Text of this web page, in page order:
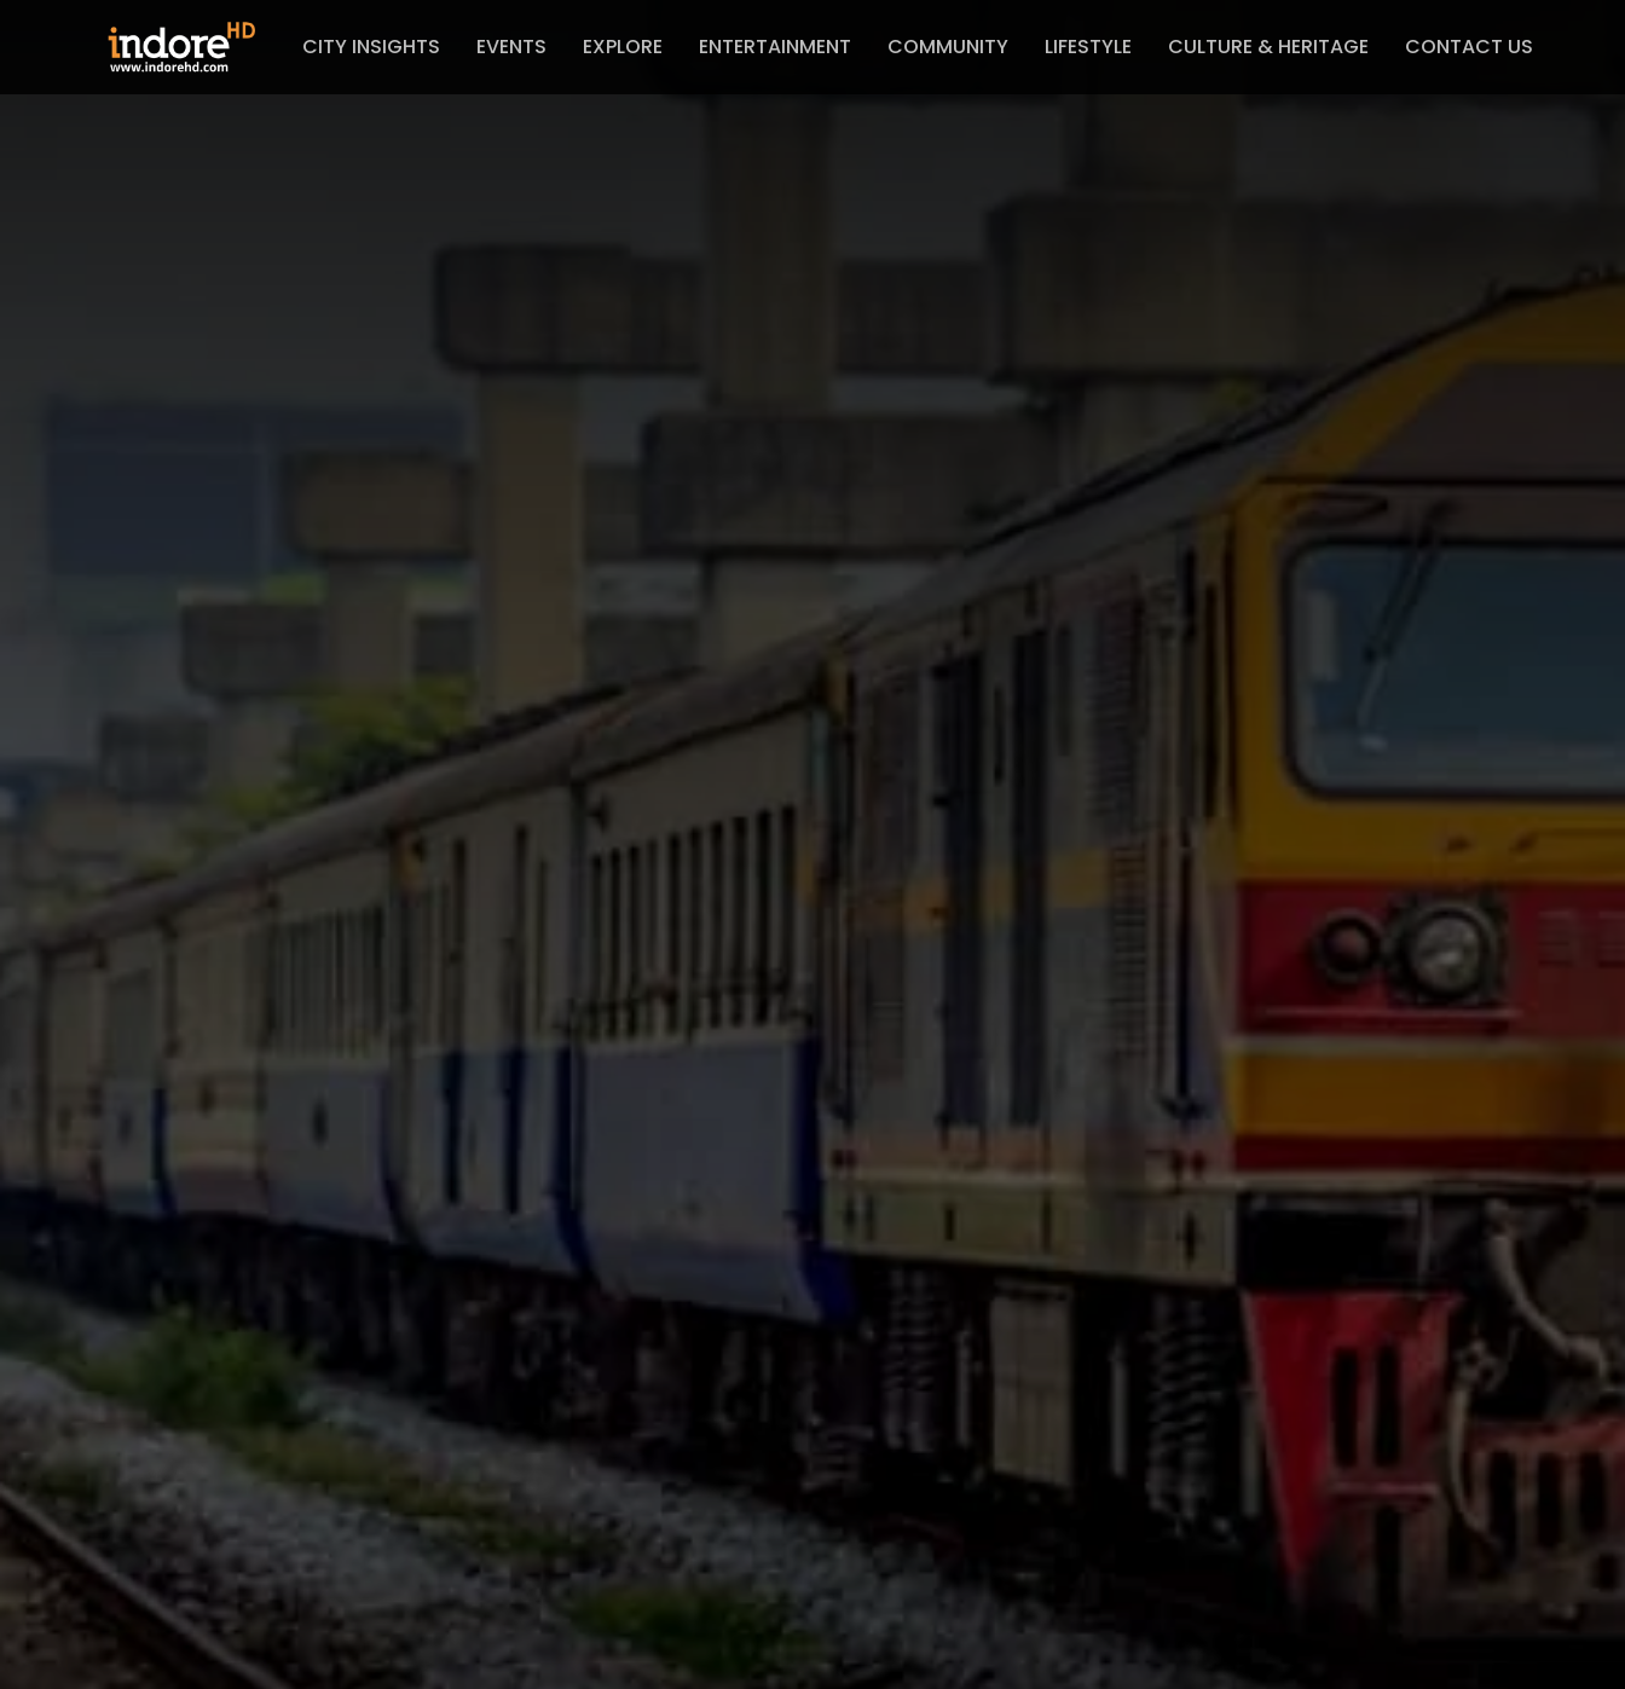
CITY INSIGHTS EVENTS EXPLORE ENTERTAINMENT COMMUNITY LIFESTYLE CULTURE & HERITAGE CONTACT US